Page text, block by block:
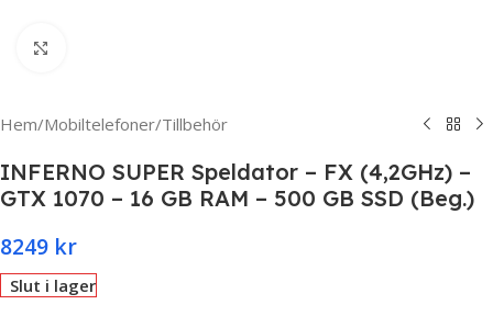
Hem/Mobiltelefoner/Tillbehör
INFERNO SUPER Speldator – FX (4,2GHz) –
GTX 1070 – 16 GB RAM – 500 GB SSD (Beg.)
8249 kr
Slut i lager